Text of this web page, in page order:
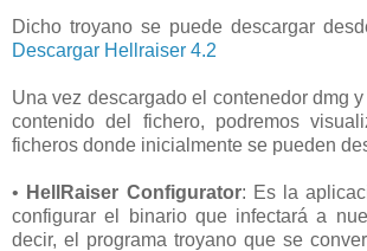
Dicho troyano se puede descargar
Descargar Hellraiser 4.2
Una vez descargado el contenedor dmg
contenido del fichero, podremos
ficheros donde inicialmente se pueden
• HellRaiser Configurator: Es la
configurar el binario que infectará a
decir, el programa troyano que se